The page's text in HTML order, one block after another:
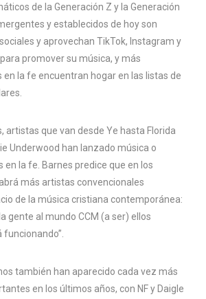
de la Generación Z y la Generación
y establecidos de hoy son
y aprovechan TikTok, Instagram y
promover su música, y más
en la fe encuentran hogar en las listas de
artistas que van desde Ye hasta Florida
Underwood han lanzado música o
en la fe. Barnes predice que en los
más artistas convencionales
de la música cristiana contemporánea:
gente al mundo CCM (a ser) ellos
también han aparecido cada vez más
en los últimos años, con NF y Daigle